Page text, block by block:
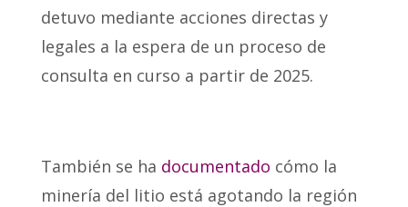
detuvo mediante acciones directas y
legales a la espera de un proceso de
consulta en curso a partir de 2025.
También se ha documentado cómo la
minería del litio está agotando la región